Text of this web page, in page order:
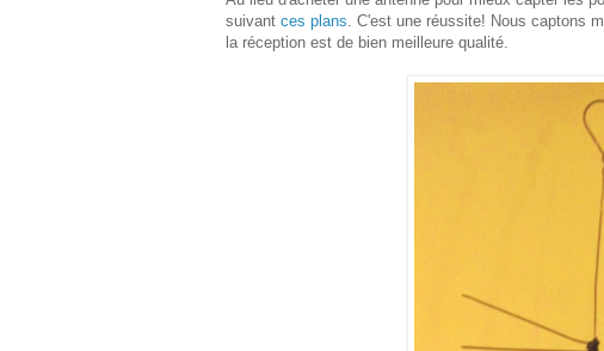
suivant ces plans . C'est une réussite! Nous captons
la réception est de bien meilleure qualité.